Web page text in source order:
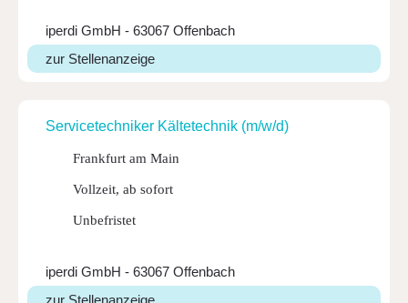
iperdi GmbH - 63067 Offenbach
zur Stellenanzeige
Service­tech­niker Kälte­technik (m/w/d)
Frankfurt am Main
Vollzeit, ab sofort
Unbefristet
iperdi GmbH - 63067 Offenbach
zur Stellenanzeige